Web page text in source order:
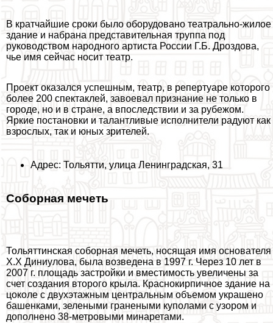
В кратчайшие сроки было оборудовано театрально-жилое
здание и набрана представительная труппа под
руководством народного артиста России Г.Б. Дроздова,
чье имя сейчас носит театр.
Проект оказался успешным, театр, в репертуаре которого
более 200 спектаклей, завоевал признание не только в
городе, но и в стране, а впоследствии и за рубежом.
Яркие постановки и талантливые исполнители радуют как
взрослых, так и юных зрителей.
Адрес: Тольятти, улица Ленинградская, 31
Соборная мечеть
Тольяттинская соборная мечеть, носящая имя основателя
Х.Х Диниулова, была возведена в 1997 г. Через 10 лет в
2007 г. площадь застройки и вместимость увеличены за
счет создания второго крыла. Краснокирпичное здание на
цоколе с двухэтажным центральным объемом украшено
башенками, зелеными гранеными куполами с узором и
дополнено 38-метровыми минаретами.